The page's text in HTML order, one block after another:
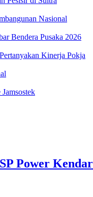
Nasional
Bendera Pusaka 2026
Kinerja Pokja
Power